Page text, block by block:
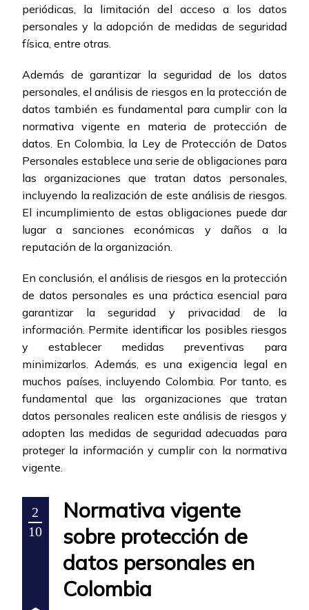
periódicas, la limitación del acceso a los datos
personales y la adopción de medidas de seguridad
física, entre otras.
Además de garantizar la seguridad de los datos
personales, el análisis de riesgos en la protección de
datos también es fundamental para cumplir con la
normativa vigente en materia de protección de
datos. En Colombia, la Ley de Protección de Datos
Personales establece una serie de obligaciones para
las organizaciones que tratan datos personales,
incluyendo la realización de este análisis de riesgos.
El incumplimiento de estas obligaciones puede dar
lugar a sanciones económicas y daños a la
reputación de la organización.
En conclusión, el análisis de riesgos en la protección
de datos personales es una práctica esencial para
garantizar la seguridad y privacidad de la
información. Permite identificar los posibles riesgos
y establecer medidas preventivas para
minimizarlos. Además, es una exigencia legal en
muchos países, incluyendo Colombia. Por tanto, es
fundamental que las organizaciones que tratan
datos personales realicen este análisis de riesgos y
adopten las medidas de seguridad adecuadas para
proteger la información y cumplir con la normativa
vigente.
2
10
Normativa vigente
sobre protección de
datos personales en
Colombia